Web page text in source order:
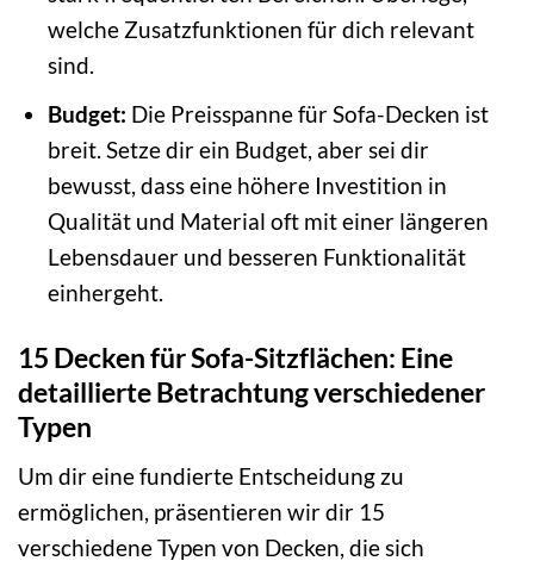
welche Zusatzfunktionen für dich relevant
sind.
Budget: Die Preisspanne für Sofa-Decken ist
breit. Setze dir ein Budget, aber sei dir
bewusst, dass eine höhere Investition in
Qualität und Material oft mit einer längeren
Lebensdauer und besseren Funktionalität
einhergeht.
15 Decken für Sofa-Sitzflächen: Eine
detaillierte Betrachtung verschiedener
Typen
Um dir eine fundierte Entscheidung zu
ermöglichen, präsentieren wir dir 15
verschiedene Typen von Decken, die sich